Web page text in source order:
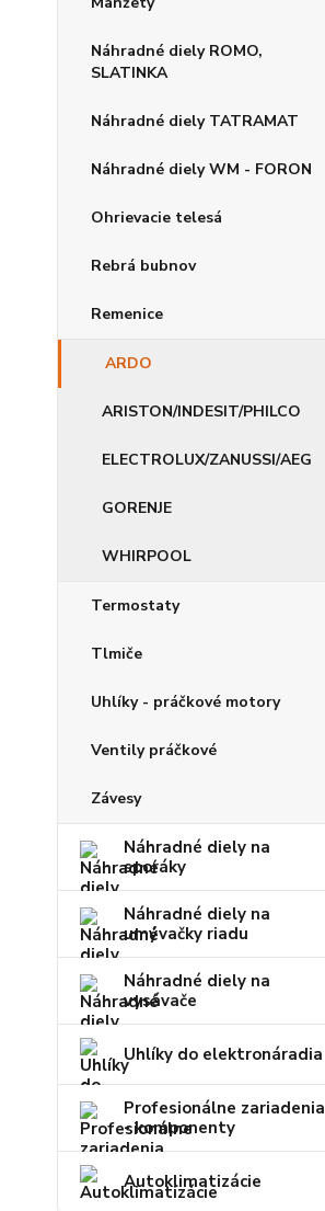
Náhradné diely ROMO,
SLATINKA
Náhradné diely TATRAMAT
Náhradné diely WM - FORON
Ohrievacie telesá
Rebrá bubnov
Remenice
ARDO
ARISTON/INDESIT/PHILCO
ELECTROLUX/ZANUSSI/AEG
GORENJE
WHIRPOOL
Termostaty
Tlmiče
Uhlíky - práčkové motory
Ventily práčkové
Závesy
Náhradné diely na
sporáky
Náhradné diely na
umývačky riadu
Náhradné diely na
vysávače
Uhlíky do elektronáradia
Profesionálne zariadenia
- komponenty
Autoklimatizácie